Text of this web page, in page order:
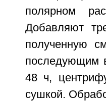
полярном
Добавляют
полученную
последующим
48 ч,
сушкой.